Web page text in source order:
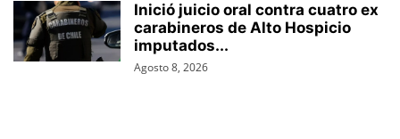
Inició juicio oral contra cuatro ex
carabineros de Alto Hospicio
imputados...
Agosto 8, 2026